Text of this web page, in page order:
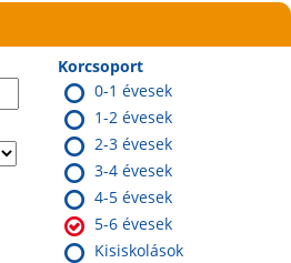
Korcsoport
0-1 évesek
1-2 évesek
2-3 évesek
3-4 évesek
4-5 évesek
5-6 évesek
Kisiskolások